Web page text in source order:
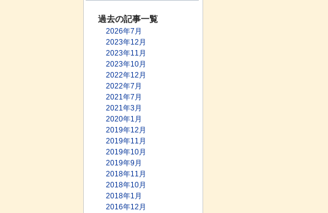
過去の記事一覧
2026年7月
2023年12月
2023年11月
2023年10月
2022年12月
2022年7月
2021年7月
2021年3月
2020年1月
2019年12月
2019年11月
2019年10月
2019年9月
2018年11月
2018年10月
2018年1月
2016年12月